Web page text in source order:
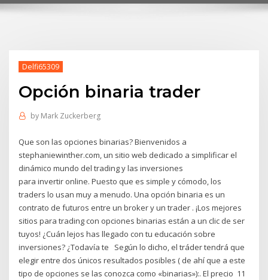
Delfi65309
Opción binaria trader
by Mark Zuckerberg
Que son las opciones binarias? Bienvenidos a
stephaniewinther.com, un sitio web dedicado a simplificar el
dinámico mundo del trading y las inversiones
para invertir online. Puesto que es simple y cómodo, los
traders lo usan muy a menudo. Una opción binaria es un
contrato de futuros entre un broker y un trader . ¡Los mejores
sitios para trading con opciones binarias están a un clic de ser
tuyos! ¿Cuán lejos has llegado con tu educación sobre
inversiones? ¿Todavía te Según lo dicho, el tráder tendrá que
elegir entre dos únicos resultados posibles ( de ahí que a este
tipo de opciones se las conozca como «binarias»):. El precio 11